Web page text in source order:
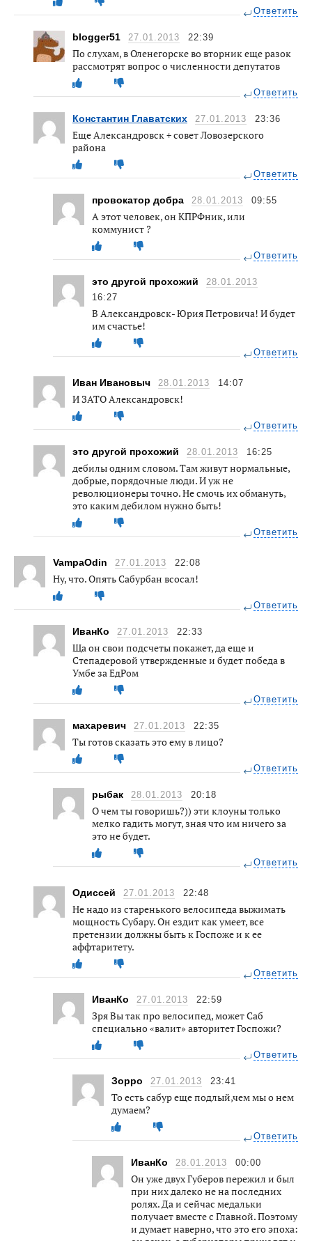
Ответить
blogger51 27.01.2013 22:39
По слухам, в Оленегорске во вторник еще разок
рассмотрят вопрос о численности депутатов
Ответить
Константин Главатских 27.01.2013 23:36
Еще Александровск + совет Ловозерского
района
Ответить
провокатор добра 28.01.2013 09:55
А этот человек, он КПРФник, или
коммунист ?
Ответить
это другой прохожий
28.01.2013
16:27
В Александровск- Юрия Петровича! И будет
им счастье!
Ответить
Иван Ивановыч 28.01.2013 14:07
И ЗАТО Александровск!
Ответить
это другой прохожий 28.01.2013 16:25
дебилы одним словом. Там живут нормальные,
добрые, порядочные люди. И уж не
революционеры точно. Не смочь их обмануть,
это каким дебилом нужно быть!
Ответить
VampaOdin 27.01.2013 22:08
Ну, что. Опять Сабурбан всосал!
Ответить
ИванКо 27.01.2013 22:33
Ща он свои подсчеты покажет, да еще и
Степадеровой утвержденные и будет победа в
Умбе за ЕдРом
Ответить
махаревич 27.01.2013 22:35
Ты готов сказать это ему в лицо?
Ответить
рыбак 28.01.2013 20:18
О чем ты говоришь?)) эти клоуны только
мелко гадить могут, зная что им ничего за
это не будет.
Ответить
Одиссей 27.01.2013 22:48
Не надо из старенького велосипеда выжимать
мощность Субару. Он ездит как умеет, все
претензии должны быть к Госпоже и к ее
аффтаритету.
Ответить
ИванКо 27.01.2013 22:59
Зря Вы так про велосипед, может Саб
специально «валит» авторитет Госпожи?
Ответить
Зорро 27.01.2013 23:41
То есть сабур еще подлый,чем мы о нем
думаем?
Ответить
ИванКо 28.01.2013 00:00
Он уже двух Губеров пережил и был
при них далеко не на последних
ролях. Да и сейчас медальки
получает вместе с Главной. Поэтому
и думает наверно, что это его эпоха: